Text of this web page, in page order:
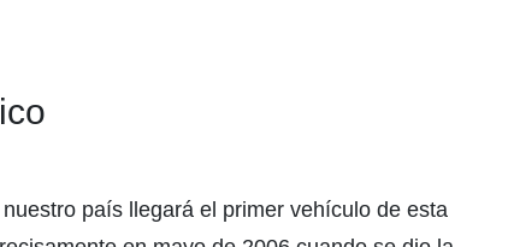
país llegará el primer vehículo de esta